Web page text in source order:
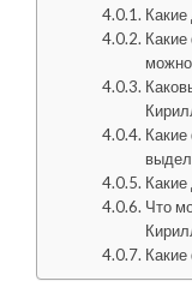
можно
Что